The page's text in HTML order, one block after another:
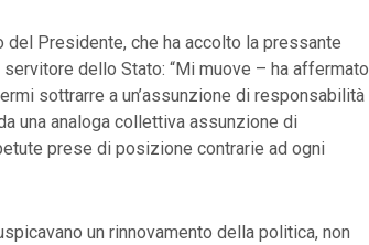
Presidente, che ha accolto la pressante
dello Stato: “Mi muove – ha affermato
sottrarre a un’assunzione di responsabilità
una analoga collettiva assunzione di
prese di posizione contrarie ad ogni
un rinnovamento della politica, non